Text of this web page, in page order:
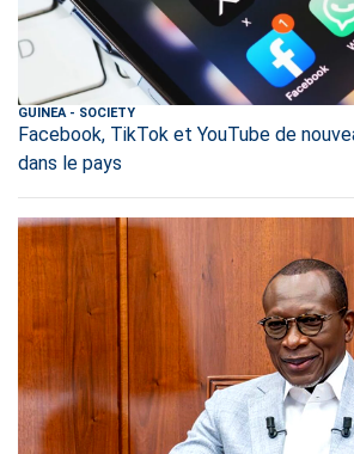
GUINEA- SOCIETY
Facebook, TikTok et YouTube de
dans le pays